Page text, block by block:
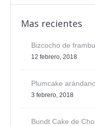
Mas recientes
Bizcocho de
12 febrero, 2018
Plumcake
3 febrero, 2018
Bundt Cake de